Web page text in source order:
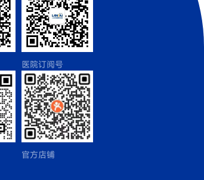
医院订阅号
官方店铺